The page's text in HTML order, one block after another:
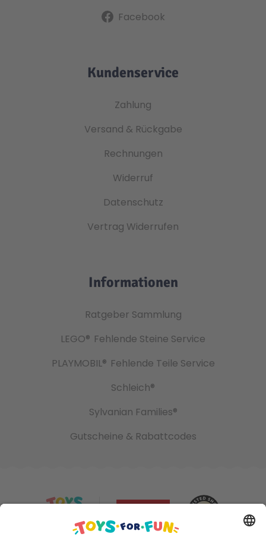
Facebook
Kundenservice
Zahlung
Versand & Rückgabe
Rechnungen
Widerruf
Datenschutz
Vertrag Widerrufen
Informationen
Ratgeber Sammlung
LEGO® Fehlende Steine Service
PLAYMOBIL® Fehlende Teile Service
Schleich®
Sylvanian Families®
Gutscheine & Rabattcodes